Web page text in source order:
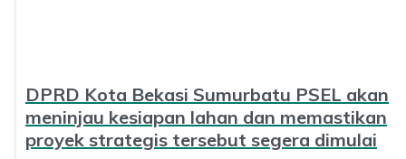
DPRD Kota Bekasi Sumurbatu PSEL akan
meninjau kesiapan lahan dan memastikan
proyek strategis tersebut segera dimulai